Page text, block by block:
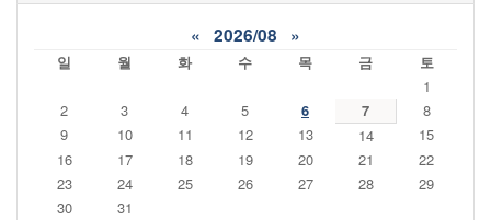
« 2026/08 »
일 월 화 수 목 금
토
1
2
3 4 5 6 7
8
9
10 11 12 13 14
15
16
17 18 19 20 21
22
23
24 25 26 27 28
29
30
31